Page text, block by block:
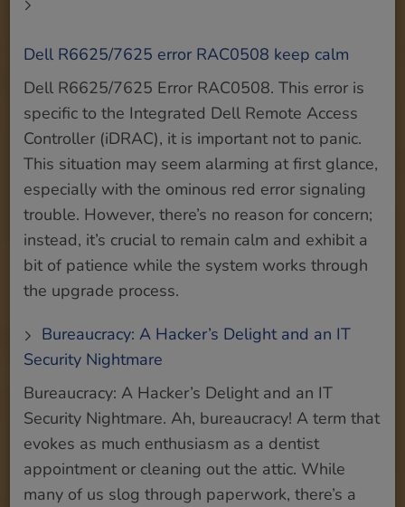
Dell R6625/7625 error RAC0508 keep calm
Dell R6625/7625 Error RAC0508. This error is
specific to the Integrated Dell Remote Access
Controller (iDRAC), it is important not to panic.
This situation may seem alarming at first glance,
especially with the ominous red error signaling
trouble. However, there’s no reason for concern;
instead, it’s crucial to remain calm and exhibit a
bit of patience while the system works through
the upgrade process.
Bureaucracy: A Hacker’s Delight and an IT
Security Nightmare
Bureaucracy: A Hacker’s Delight and an IT
Security Nightmare. Ah, bureaucracy! A term that
evokes as much enthusiasm as a dentist
appointment or cleaning out the attic. While
many of us slog through paperwork, there’s a